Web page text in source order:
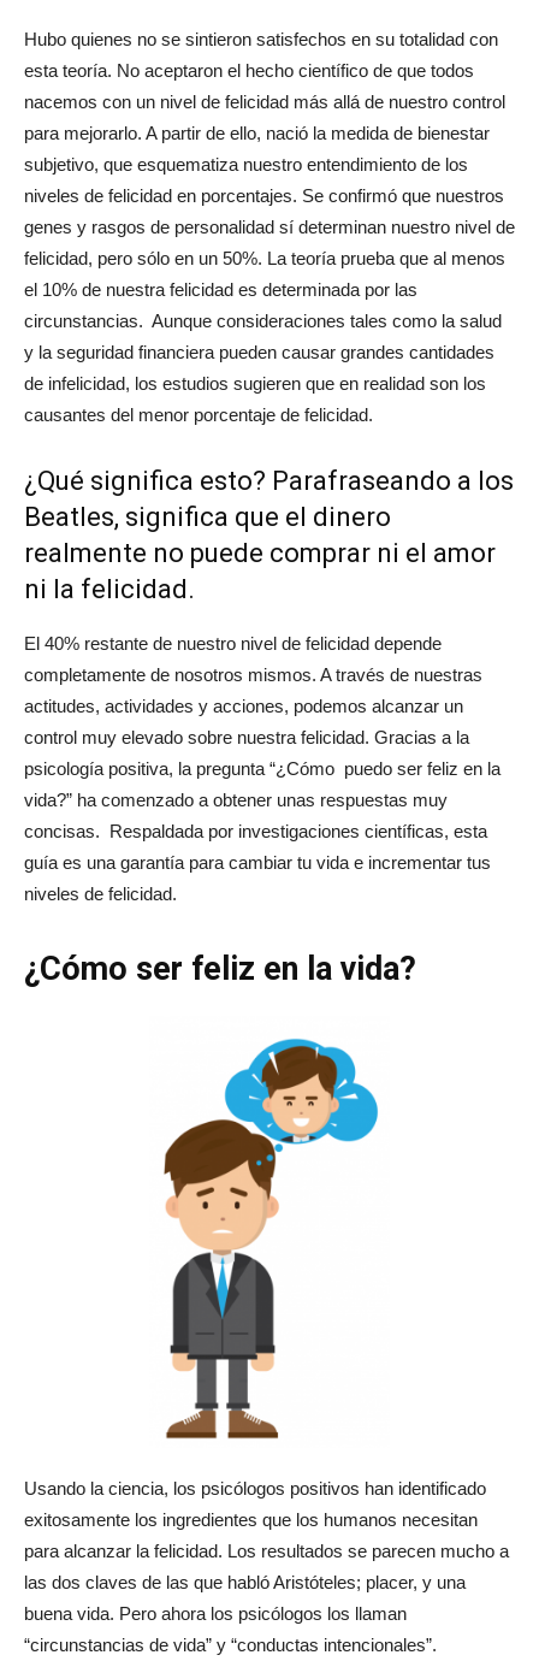
Hubo quienes no se sintieron satisfechos en su totalidad con
esta teoría. No aceptaron el hecho científico de que todos
nacemos con un nivel de felicidad más allá de nuestro control
para mejorarlo. A partir de ello, nació la medida de bienestar
subjetivo, que esquematiza nuestro entendimiento de los
niveles de felicidad en porcentajes. Se confirmó que nuestros
genes y rasgos de personalidad sí determinan nuestro nivel de
felicidad, pero sólo en un 50%. La teoría prueba que al menos
el 10% de nuestra felicidad es determinada por las
circunstancias. Aunque consideraciones tales como la salud
y la seguridad financiera pueden causar grandes cantidades
de infelicidad, los estudios sugieren que en realidad son los
causantes del menor porcentaje de felicidad.
¿Qué significa esto? Parafraseando a los
Beatles, significa que el dinero
realmente no puede comprar ni el amor
ni la felicidad.
El 40% restante de nuestro nivel de felicidad depende
completamente de nosotros mismos. A través de nuestras
actitudes, actividades y acciones, podemos alcanzar un
control muy elevado sobre nuestra felicidad. Gracias a la
psicología positiva, la pregunta “¿Cómo puedo ser feliz en la
vida?” ha comenzado a obtener unas respuestas muy
concisas. Respaldada por investigaciones científicas, esta
guía es una garantía para cambiar tu vida e incrementar tus
niveles de felicidad.
¿Cómo ser feliz en la vida?
Usando la ciencia, los psicólogos positivos han identificado
exitosamente los ingredientes que los humanos necesitan
para alcanzar la felicidad. Los resultados se parecen mucho a
las dos claves de las que habló Aristóteles; placer, y una
buena vida. Pero ahora los psicólogos los llaman
“circunstancias de vida” y “conductas intencionales”.